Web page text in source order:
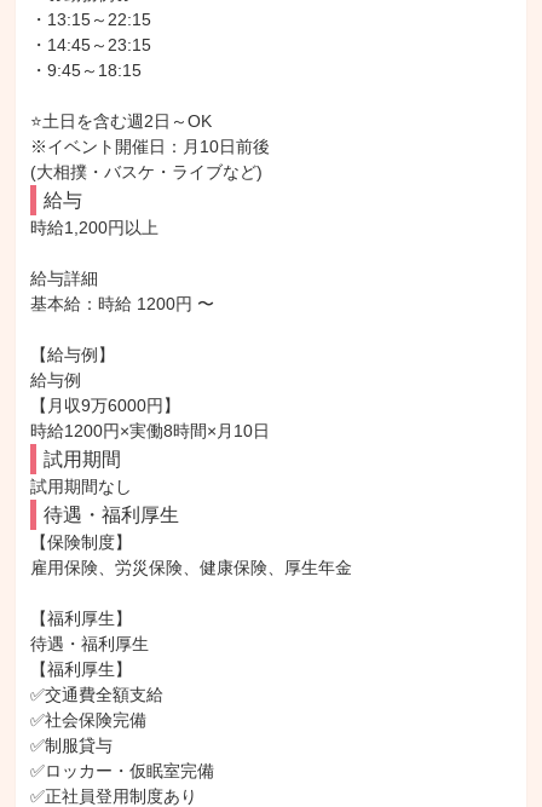
・13:15～22:15
・14:45～23:15
・9:45～18:15
⭐土日を含む週2日～OK
※イベント開催日：月10日前後
(大相撲・バスケ・ライブなど)
給与
時給1,200円以上
給与詳細
基本給：時給 1200円 〜
【給与例】
給与例
【月収9万6000円】
時給1200円×実働8時間×月10日
試用期間
試用期間なし
待遇・福利厚生
【保険制度】
雇用保険、労災保険、健康保険、厚生年金
【福利厚生】
待遇・福利厚生
【福利厚生】
✅交通費全額支給
✅社会保険完備
✅制服貸与
✅ロッカー・仮眠室完備
✅正社員登用制度あり